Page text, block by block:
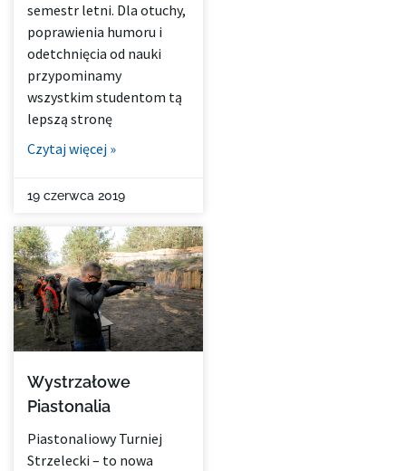
semestr letni. Dla otuchy,
poprawienia humoru i
odetchnięcia od nauki
przypominamy
wszystkim studentom tą
lepszą stronę
Czytaj więcej »
19 czerwca 2019
Wystrzałowe
Piastonalia
Piastonaliowy Turniej
Strzelecki – to nowa